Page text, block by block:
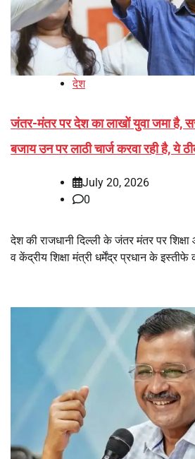
देश
जंतर-मंतर पर देश का लाखों युवा जमा है,
बजाय उन पर लाठी चार्ज करवा रही है, ये
July 20, 2026
0
देश की राजधानी दिल्ली के जंतर मंतर पर शिक्षा
व केंद्रीय शिक्षा मंत्री धर्मेंद्र प्रधान के इस्तीफे